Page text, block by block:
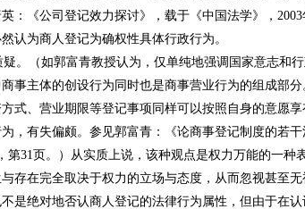
：《公司登记效力探讨》，载于《中国法学》，2003
认为商人登记为确权性具体行政行为。
。（如郭富青教授认为，仅单纯地强调国家意志和
事主体的创设行为同时也是商事营业行为的组成部
式、营业期限等登记事项同样可以按照自身的意愿
，有失偏颇。参见郭富青：《论商事登记制度的若
第31页。）从实质上说，该种观点是权力万能的一种
存在完全取决于权力的立场与态度，从而忽视甚至
是绝对地否认商人登记的法律行为属性，但由于在